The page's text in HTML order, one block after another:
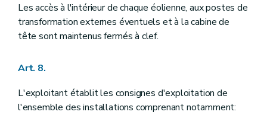
Les accès à l'intérieur de chaque éolienne, aux postes de
transformation externes éventuels et à la cabine de
tête sont maintenus fermés à clef.
Art. 8.
L'exploitant établit les consignes d'exploitation de
l'ensemble des installations comprenant notamment: